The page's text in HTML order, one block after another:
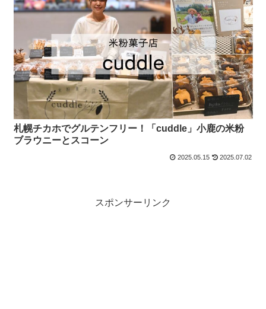
札幌チカホでグルテンフリー！「cuddle」小鹿の米粉
ブラウニーとスコーン
2025.05.15 2025.07.02
スポンサーリンク